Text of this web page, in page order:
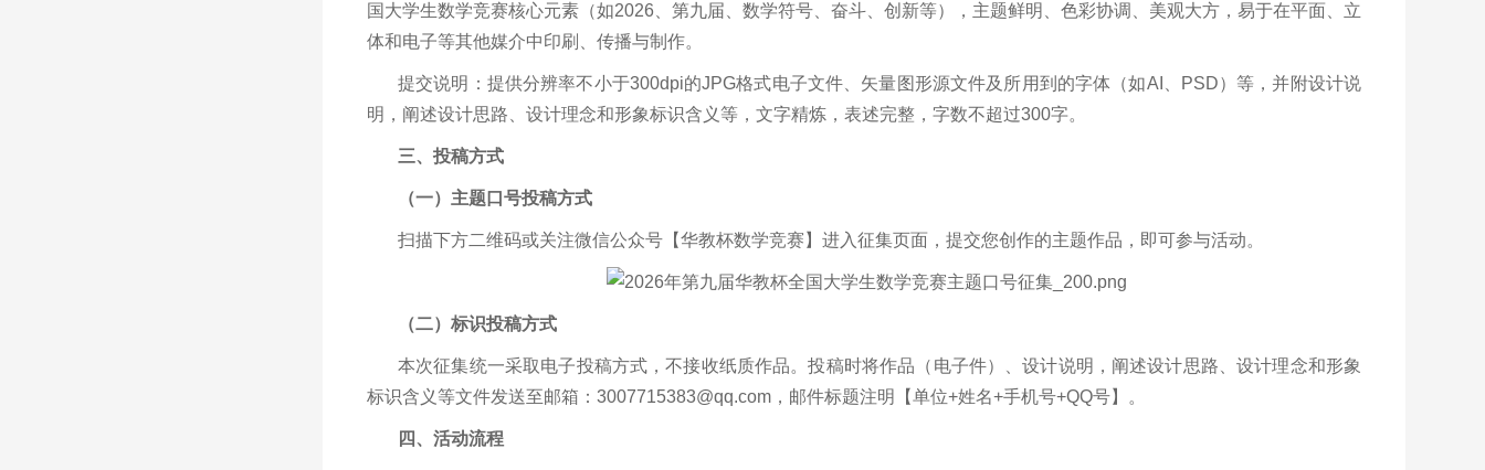
国大学生数学竞赛核心元素（如2026、第九届、数学符号、奋斗、创新等），主题鲜明、色彩协调、美观大方，易于在平面、立
体和电子等其他媒介中印刷、传播与制作。
提交说明：提供分辨率不小于300dpi的JPG格式电子文件、矢量图形源文件及所用到的字体（如AI、PSD）等，并附设计说
明，阐述设计思路、设计理念和形象标识含义等，文字精炼，表述完整，字数不超过300字。
三、投稿方式
（一）主题口号投稿方式
扫描下方二维码或关注微信公众号【华教杯数学竞赛】进入征集页面，提交您创作的主题作品，即可参与活动。
（二）标识投稿方式
本次征集统一采取电子投稿方式，不接收纸质作品。投稿时将作品（电子件）、设计说明，阐述设计思路、设计理念和形象
标识含义等文件发送至邮箱：3007715383@qq.com，邮件标题注明【单位+姓名+手机号+QQ号】。
四、活动流程